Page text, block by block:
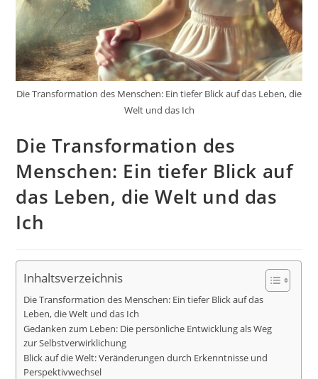
Die Transformation des Menschen: Ein tiefer Blick auf das Leben, die
Welt und das Ich
Die Transformation des
Menschen: Ein tiefer Blick auf
das Leben, die Welt und das
Ich
Inhaltsverzeichnis
Die Transformation des Menschen: Ein tiefer Blick auf das
Leben, die Welt und das Ich
Gedanken zum Leben: Die persönliche Entwicklung als Weg
zur Selbstverwirklichung
Blick auf die Welt: Veränderungen durch Erkenntnisse und
Perspektivwechsel